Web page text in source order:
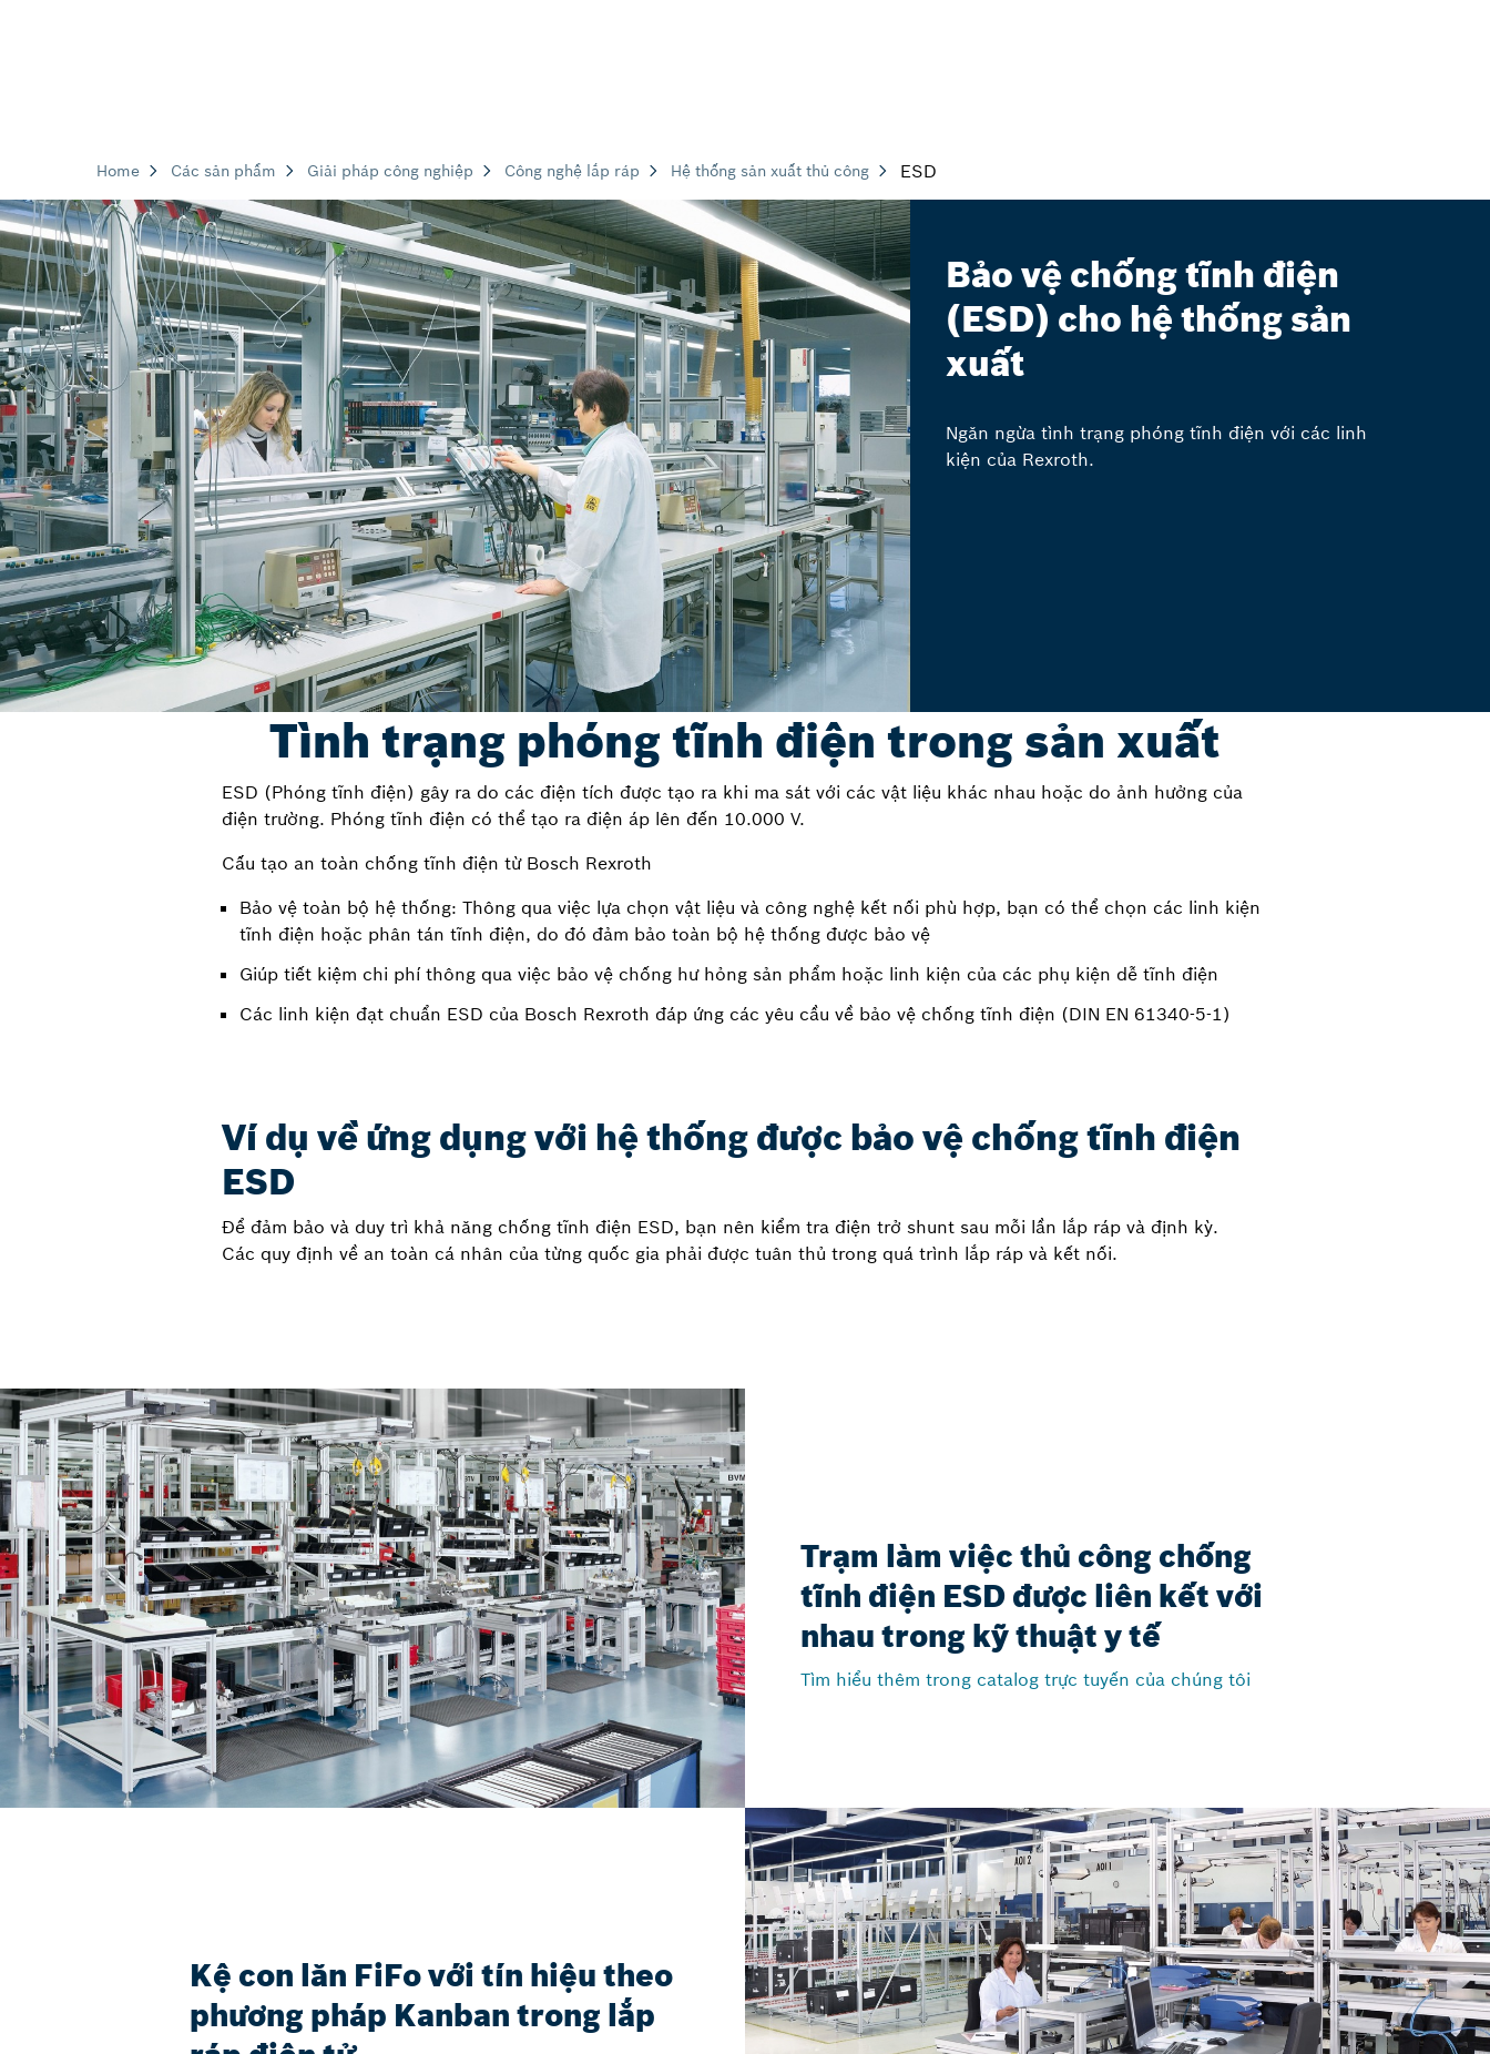
Home Các sản phẩm Giải pháp công nghiệp Công nghệ lắp ráp Hệ thống sản xuất thủ công ESD
Bảo vệ chống tĩnh điện
(ESD) cho hệ thống sản
xuất
Ngăn ngừa tình trạng phóng tĩnh điện với các linh
kiện của Rexroth.
Tình trạng phóng tĩnh điện trong sản xuất
ESD (Phóng tĩnh điện) gây ra do các điện tích được tạo ra khi ma sát với các vật liệu khác nhau hoặc do ảnh hưởng của
điện trường. Phóng tĩnh điện có thể tạo ra điện áp lên đến 10.000 V.
Cấu tạo an toàn chống tĩnh điện từ Bosch Rexroth
Bảo vệ toàn bộ hệ thống: Thông qua việc lựa chọn vật liệu và công nghệ kết nối phù hợp, bạn có thể chọn các linh kiện
tĩnh điện hoặc phân tán tĩnh điện, do đó đảm bảo toàn bộ hệ thống được bảo vệ
Giúp tiết kiệm chi phí thông qua việc bảo vệ chống hư hỏng sản phẩm hoặc linh kiện của các phụ kiện dễ tĩnh điện
Các linh kiện đạt chuẩn ESD của Bosch Rexroth đáp ứng các yêu cầu về bảo vệ chống tĩnh điện (DIN EN 61340-5-1)
Ví dụ về ứng dụng với hệ thống được bảo vệ chống tĩnh điện
ESD
Để đảm bảo và duy trì khả năng chống tĩnh điện ESD, bạn nên kiểm tra điện trở shunt sau mỗi lần lắp ráp và định kỳ.
Các quy định về an toàn cá nhân của từng quốc gia phải được tuân thủ trong quá trình lắp ráp và kết nối.
Trạm làm việc thủ công chống
tĩnh điện ESD được liên kết với
nhau trong kỹ thuật y tế
Tìm hiểu thêm trong catalog trực tuyến của chúng tôi
Kệ con lăn FiFo với tín hiệu theo
phương pháp Kanban trong lắp